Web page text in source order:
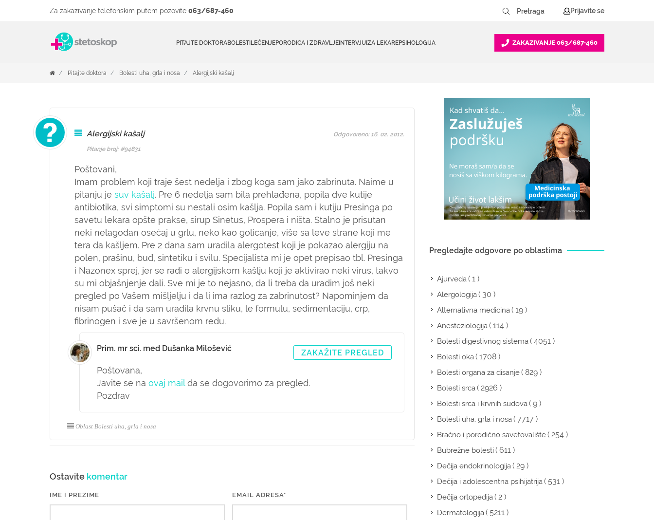
Za zakazivanje telefonskim putem pozovite 063/687-460 Prijavite se
PITAJTE DOKTORABOLESTILEČENJEPORODICA I ZDRAVLJEINTERVJUIZA LEKAREPSIHOLOGIJA ZAKAZIVANJE 063/687-460
Pitajte doktora Bolesti uha, grla i nosa Alergijski kašalj
Alergijski kašalj
Pitanje broj: #94831
Poštovani,
Imam problem koji traje šest nedelja i zbog koga sam jako zabrinuta. Naime u
pitanju je suv kašalj. Pre 6 nedelja sam bila prehlađena, popila dve kutije
antibiotika, svi simptomi su nestali osim kašlja. Popila sam i kutiju Presinga po
savetu lekara opšte prakse, sirup Sinetus, Prospera i ništa. Stalno je prisutan
neki nelagodan osećaj u grlu, neko kao golicanje, više sa leve strane koji me
tera da kašljem. Pre 2 dana sam uradila alergotest koji je pokazao alergiju na
polen, prašinu, buđ, sintetiku i svilu. Specijalista mi je opet prepisao tbl. Presinga
i Nazonex sprej, jer se radi o alergijskom kašlju koji je aktivirao neki virus, takvo
su mi objašnjenje dali. Sve mi je to nejasno, da li treba da uradim još neki
pregled po Vašem mišljelju i da li ima razlog za zabrinutost? Napominjem da
nisam pušač i da sam uradila krvnu sliku, le formulu, sedimentaciju, crp,
fibrinogen i sve je u savršenom redu.
Odgovoreno: 16. 02. 2012.
Prim. mr sci. med Dušanka Milošević ZAKAŽITE PREGLED
Poštovana,
Javite se na ovaj mailda se dogovorimo za pregled.
Pozdrav
Oblast Bolesti uha, grla i nosa
Ostavite komentar
IME I PREZIME EMAIL ADRESA*
Pregledajte odgovore po oblastima
Ajurveda( 1 )
Alergologija( 30 )
Alternativna medicina( 19 )
Anesteziologija( 114 )
Bolesti digestivnog sistema( 4051 )
Bolesti oka( 1708 )
Bolesti organa za disanje( 829 )
Bolesti srca( 2926 )
Bolesti srca i krvnih sudova( 9 )
Bolesti uha, grla i nosa( 7717 )
Bračno i porodično savetovalište( 254 )
Bubrežne bolesti( 611 )
Dečija endokrinologija( 29 )
Dečija i adolescentna psihijatrija( 531 )
Dečija ortopedija( 2 )
Dermatologija( 5211 )